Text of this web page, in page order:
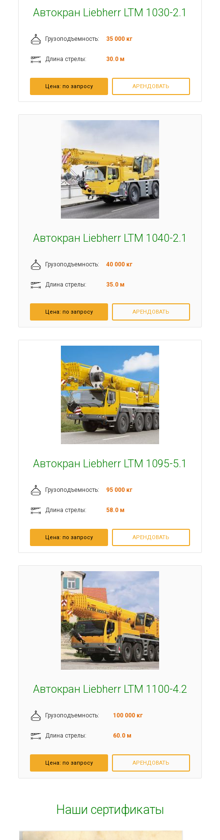
Автокран Liebherr LTM 1030-2.1
Грузоподъемность: 35 000 кг
Длина стрелы: 30.0 м
Цена: по запросу АРЕНДОВАТЬ
Автокран Liebherr LTM 1040-2.1
Грузоподъемность: 40 000 кг
Длина стрелы: 35.0 м
Цена: по запросу АРЕНДОВАТЬ
Автокран Liebherr LTM 1095-5.1
Грузоподъемность: 95 000 кг
Длина стрелы: 58.0 м
Цена: по запросу АРЕНДОВАТЬ
Автокран Liebherr LTM 1100-4.2
Грузоподъемность: 100 000 кг
Длина стрелы: 60.0 м
Цена: по запросу АРЕНДОВАТЬ
Наши сертификаты